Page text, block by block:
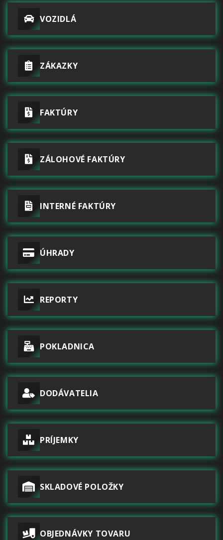
VOZIDLÁ
ZÁKAZKY
FAKTÚRY
ZÁLOHOVÉ FAKTÚRY
INTERNÉ FAKTÚRY
ÚHRADY
REPORTY
POKLADNICA
DODÁVATELIA
PRÍJEMKY
SKLADOVÉ POLOŽKY
OBJEDNÁVKY TOVARU